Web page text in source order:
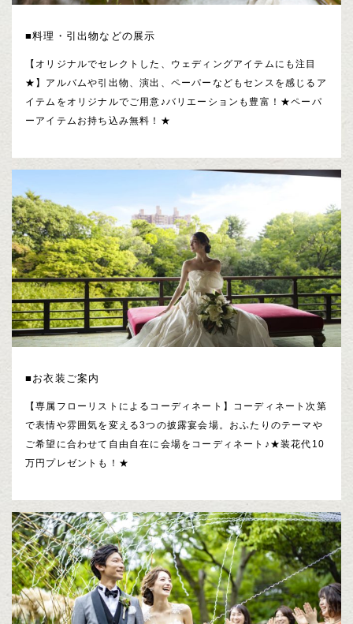
■料理・引出物などの展示
【オリジナルでセレクトした、ウェディングアイテムにも注目
★】アルバムや引出物、演出、ペーパーなどもセンスを感じるア
イテムをオリジナルでご用意♪バリエーションも豊富！★ペーパ
ーアイテムお持ち込み無料！★
■お衣装ご案内
【専属フローリストによるコーディネート】コーディネート次第
で表情や雰囲気を変える3つの披露宴会場。おふたりのテーマや
ご希望に合わせて自由自在に会場をコーディネート♪★装花代10
万円プレゼントも！★